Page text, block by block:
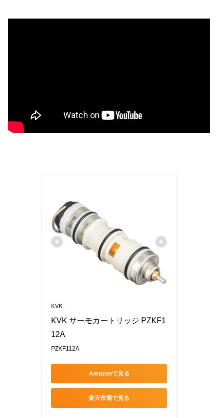
KVK
KVK サーモカートリッジ PZKF1
12A
PZKF112A
Amazonで見る
楽天市場で見る